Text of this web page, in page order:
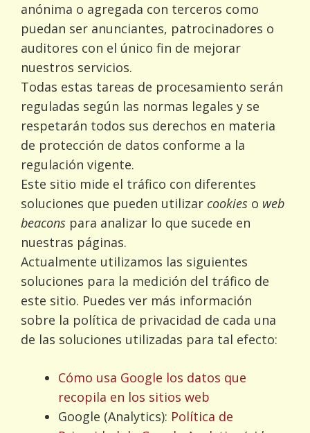
anónima o agregada con terceros como
puedan ser anunciantes, patrocinadores o
auditores con el único fin de mejorar
nuestros servicios.
Todas estas tareas de procesamiento serán
reguladas según las normas legales y se
respetarán todos sus derechos en materia
de protección de datos conforme a la
regulación vigente.
Este sitio mide el tráfico con diferentes
soluciones que pueden utilizar cookies o web
beacons para analizar lo que sucede en
nuestras páginas.
Actualmente utilizamos las siguientes
soluciones para la medición del tráfico de
este sitio. Puedes ver más información
sobre la política de privacidad de cada una
de las soluciones utilizadas para tal efecto:
Cómo usa Google los datos que
recopila en los sitios web
Google (Analytics): Política de